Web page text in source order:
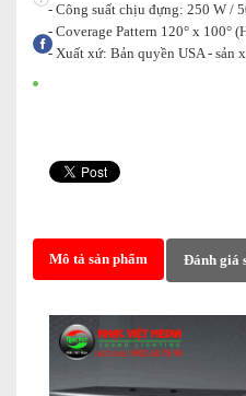
- Công suất chịu đựng: 250 W /
- Coverage Pattern 120° x 100°
- Xuất xứ: Bản quyền USA - sản
Mô tả sản phẩm Đánh giá